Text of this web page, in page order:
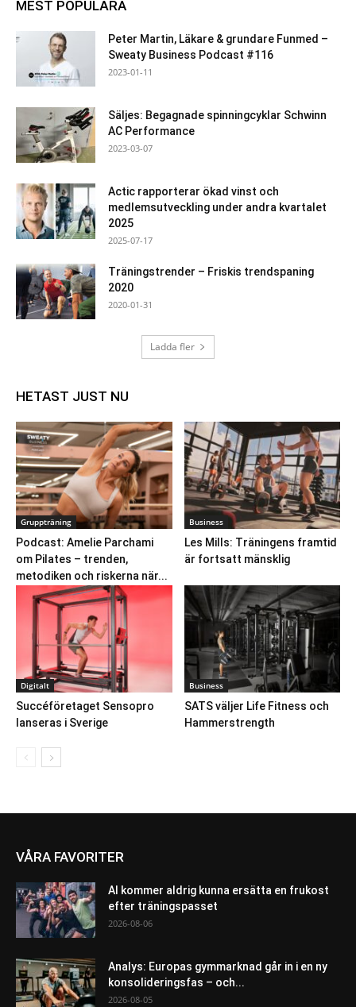
MEST POPULÄRA
Peter Martin, Läkare & grundare Funmed –
Sweaty Business Podcast #116
2023-01-11
Säljes: Begagnade spinningcyklar Schwinn
AC Performance
2023-03-07
Actic rapporterar ökad vinst och
medlemsutveckling under andra kvartalet
2025
2025-07-17
Träningstrender – Friskis trendspaning
2020
2020-01-31
Ladda fler
HETAST JUST NU
Gruppträning
Podcast: Amelie Parchami
om Pilates – trenden,
metodiken och riskerna när...
Business
Les Mills: Träningens framtid
är fortsatt mänsklig
Digitalt
Succéföretaget Sensopro
lanseras i Sverige
Business
SATS väljer Life Fitness och
Hammerstrength
VÅRA FAVORITER
AI kommer aldrig kunna ersätta en frukost
efter träningspasset
2026-08-06
Analys: Europas gymmarknad går in i en ny
konsolideringsfas – och...
2026-08-05